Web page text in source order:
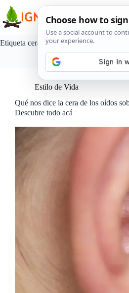
contenido
Etiqueta cera del oído
Estilo de Vida
Qué nos dice la cera de los oídos
Descubre todo acá